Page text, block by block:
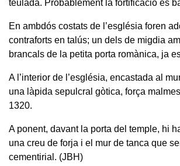
teulada. Probablement la fortificació és
En ambdós costats de l’església foren
contraforts en talús; un dels de migdia
brancals de la petita porta romànica, ja
A l’interior de l’església, encastada al
una làpida sepulcral gòtica, força
1320.
A ponent, davant la porta del temple, hi
una creu de forja i el mur de tanca que
cementirial. (JBH)